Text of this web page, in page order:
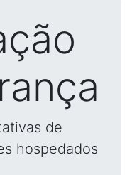
de
hospedados